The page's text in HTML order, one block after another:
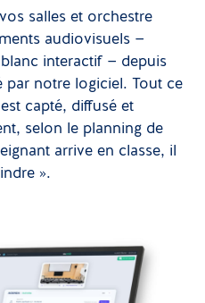
salles et orchestre
audiovisuels —
interactif — depuis
notre logiciel. Tout ce
capté, diffusé et
selon le planning de
arrive en classe, il
».